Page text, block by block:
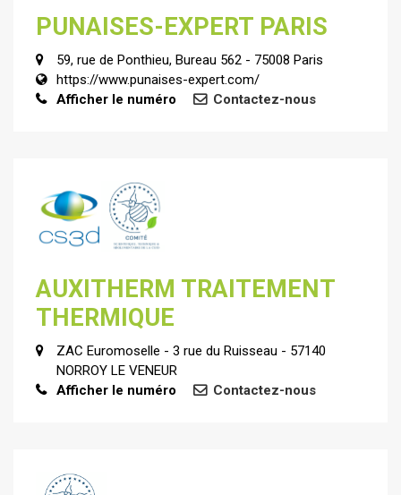
PUNAISES-EXPERT PARIS
59, rue de Ponthieu, Bureau 562 - 75008 Paris
https://www.punaises-expert.com/
Afficher le numéro
Contactez-nous
AUXITHERM TRAITEMENT
THERMIQUE
ZAC Euromoselle - 3 rue du Ruisseau - 57140
NORROY LE VENEUR
Afficher le numéro
Contactez-nous